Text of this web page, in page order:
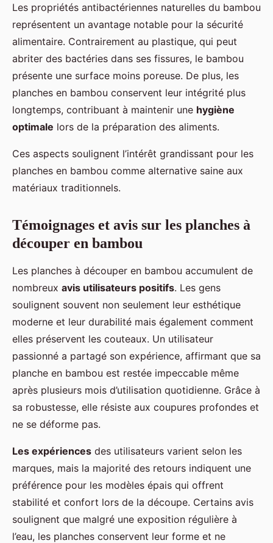
Les propriétés antibactériennes naturelles du bambou
représentent un avantage notable pour la sécurité
alimentaire. Contrairement au plastique, qui peut
abriter des bactéries dans ses fissures, le bambou
présente une surface moins poreuse. De plus, les
planches en bambou conservent leur intégrité plus
longtemps, contribuant à maintenir une hygiène
optimale lors de la préparation des aliments.
Ces aspects soulignent l’intérêt grandissant pour les
planches en bambou comme alternative saine aux
matériaux traditionnels.
Témoignages et avis sur les planches à
découper en bambou
Les planches à découper en bambou accumulent de
nombreux avis utilisateurs positifs. Les gens
soulignent souvent non seulement leur esthétique
moderne et leur durabilité mais également comment
elles préservent les couteaux. Un utilisateur
passionné a partagé son expérience, affirmant que sa
planche en bambou est restée impeccable même
après plusieurs mois d’utilisation quotidienne. Grâce à
sa robustesse, elle résiste aux coupures profondes et
ne se déforme pas.
Les expériences des utilisateurs varient selon les
marques, mais la majorité des retours indiquent une
préférence pour les modèles épais qui offrent
stabilité et confort lors de la découpe. Certains avis
soulignent que malgré une exposition régulière à
l’eau, les planches conservent leur forme et ne